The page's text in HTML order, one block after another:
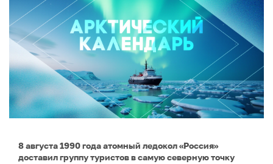
8 августа 1990 года атомный ледокол «Россия»
доставил группу туристов в самую северную точку